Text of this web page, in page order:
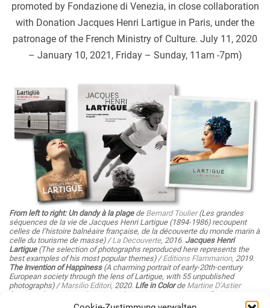
promoted by Fondazione di Venezia, in close collaboration
with Donation Jacques Henri Lartigue in Paris, under the
patronage of the French Ministry of Culture. July 11, 2020
– January 10, 2021, Friday – Sunday, 11am -7pm)
From left to right: Un dandy à la plage de Bernard Toulier (Les grandes
séquences de la vie de Jacques Henri Lartigue (1894-1986) recoupent
celles de l’histoire balnéaire française, de la découverte du monde marin à
celle du tourisme de masse) /La Decouverte, 2016. Jacques Henri
Lartigue (The selection of photographs reproduced here represents the
best examples of his most popular themes) /Editions Flammarion, 2019.
The Invention of Happiness (A charming portrait of early-20th-century
European society through the lens of Lartigue, with 55 unpublished
photographs) /Marsilio Editori, 2020. Life in Colorde Martine D’Astier
(Lartigue, la vie en couleurs se présente comme une magnifique occasion
de découvrir un pan inédit de l’œuvre de Jacques Henri Lartigue, ses